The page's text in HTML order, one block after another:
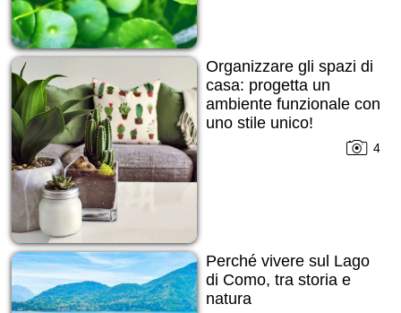
Organizzare gli spazi di
casa: progetta un
ambiente funzionale con
uno stile unico!
4
Perché vivere sul Lago
di Como, tra storia e
natura